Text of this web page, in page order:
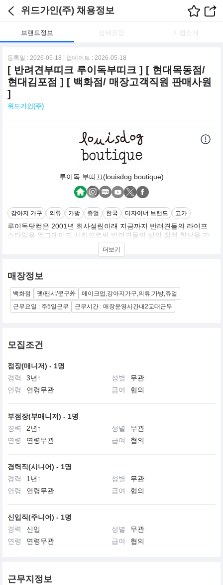
위드가인(주) 채용정보
브랜드정보 상세요강 기업소개
등록일 : 2026-05-18 | 업데이트 : 2026-05-18
[ 반려견부띠크 루이독부띠크 ] [ 현대목동점/
현대김포점 ] [ 백화점/ 매장고객직원 판매사원
]
위드가인(주)
루이독 부띠끄(louisdog boutique)
강아지 가구 의류 가방 쥬얼 한국 디자이너 브랜드 고가
루이독닷컴은 2001년 회사설립이래 지금까지 반려견들의 라이프
스타일을 업그레이드 시킴으로써 반려견들의 삶의 질적 향상을 가
장 중요한 가치의 하나로 성장해온 Design Pet Living Product를 선
도하는 디자인전문회사 입니다. 현재 프랑스, 영국, 독일, 벨기에, 스
일본 등 루이독을 만날 수 있는 매장들이 늘어남으로써 세계 최고의
디자인 회사가 되고자하는 루이독의 꿈에 한걸음 더 다가섰습니다.
현재 세계의 주요 패션 및 애견관련 매체에 높은 지명도를 가지고 있
으며, 세계의 애견인들이라면 누구나 원하는 명품 디자인 전문기업
더보기
매장정보
백화점 펫/팬시/문구外
메이크업,강아지가구,의류,가방,쥬얼
근무요일 : 주5일근무
근무시간 : 매장운영시간내2교대근무
모집조건
점장(매니저) - 1명
경력
3년↑ 성별
무관
연령
연령무관 급여 협의
부점장(부매니저) - 1명
경력
2년↑ 성별
무관
연령
연령무관 급여 협의
경력직(시니어) - 1명
경력
1년↑ 성별
무관
연령
연령무관 급여 협의
신입직(주니어) - 1명
경력
신입 성별
무관
연령
연령무관 급여 협의
근무지정보